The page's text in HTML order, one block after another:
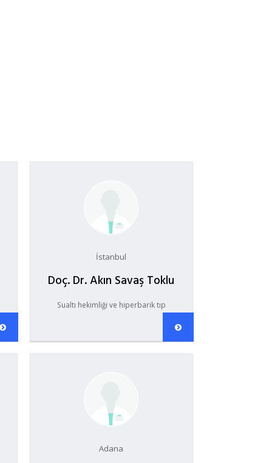
İstanbul
Doç. Dr. Akın Savaş Toklu
Sualtı hekimliği ve hiperbarik tıp
Adana